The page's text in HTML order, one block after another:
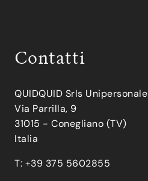
Contatti
QUIDQUID Srls Unipersonale
Via Parrilla, 9
31015 - Conegliano (TV)
Italia
T: +39 375 5602855